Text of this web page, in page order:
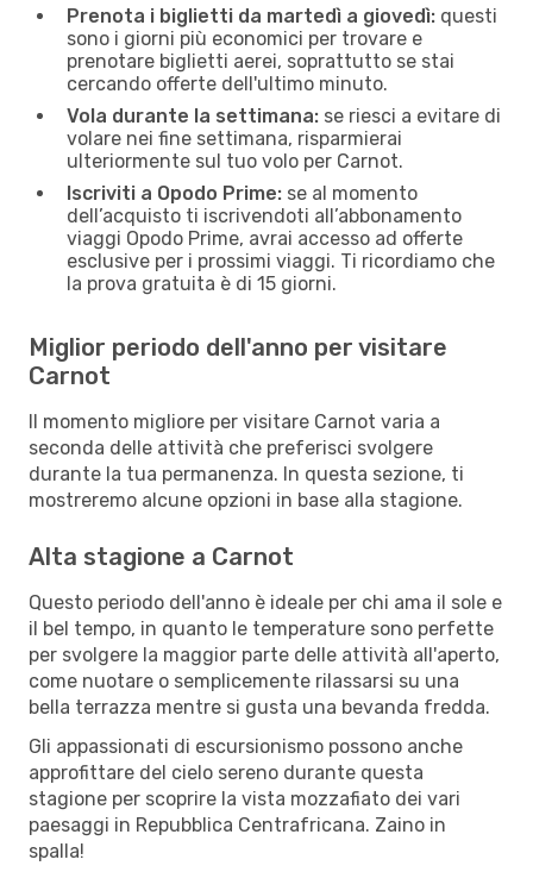
Prenota i biglietti da martedì a giovedì: questi
sono i giorni più economici per trovare e
prenotare biglietti aerei, soprattutto se stai
cercando offerte dell'ultimo minuto.
Vola durante la settimana: se riesci a evitare di
volare nei fine settimana, risparmierai
ulteriormente sul tuo volo per Carnot.
Iscriviti a Opodo Prime: se al momento
dell’acquisto ti iscrivendoti all’abbonamento
viaggi Opodo Prime, avrai accesso ad offerte
esclusive per i prossimi viaggi. Ti ricordiamo che
la prova gratuita è di 15 giorni.
Miglior periodo dell'anno per visitare
Carnot
Il momento migliore per visitare Carnot varia a
seconda delle attività che preferisci svolgere
durante la tua permanenza. In questa sezione, ti
mostreremo alcune opzioni in base alla stagione.
Alta stagione a Carnot
Questo periodo dell'anno è ideale per chi ama il sole e
il bel tempo, in quanto le temperature sono perfette
per svolgere la maggior parte delle attività all'aperto,
come nuotare o semplicemente rilassarsi su una
bella terrazza mentre si gusta una bevanda fredda.
Gli appassionati di escursionismo possono anche
approfittare del cielo sereno durante questa
stagione per scoprire la vista mozzafiato dei vari
paesaggi in Repubblica Centrafricana. Zaino in
spalla!